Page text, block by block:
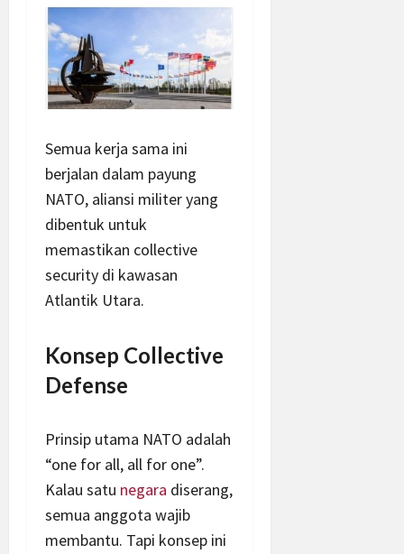
Semua kerja sama ini
berjalan dalam payung
NATO, aliansi militer yang
dibentuk untuk
memastikan collective
security di kawasan
Atlantik Utara.
Konsep Collective
Defense
Prinsip utama NATO adalah
“one for all, all for one”.
Kalau satu negara diserang,
semua anggota wajib
membantu. Tapi konsep ini